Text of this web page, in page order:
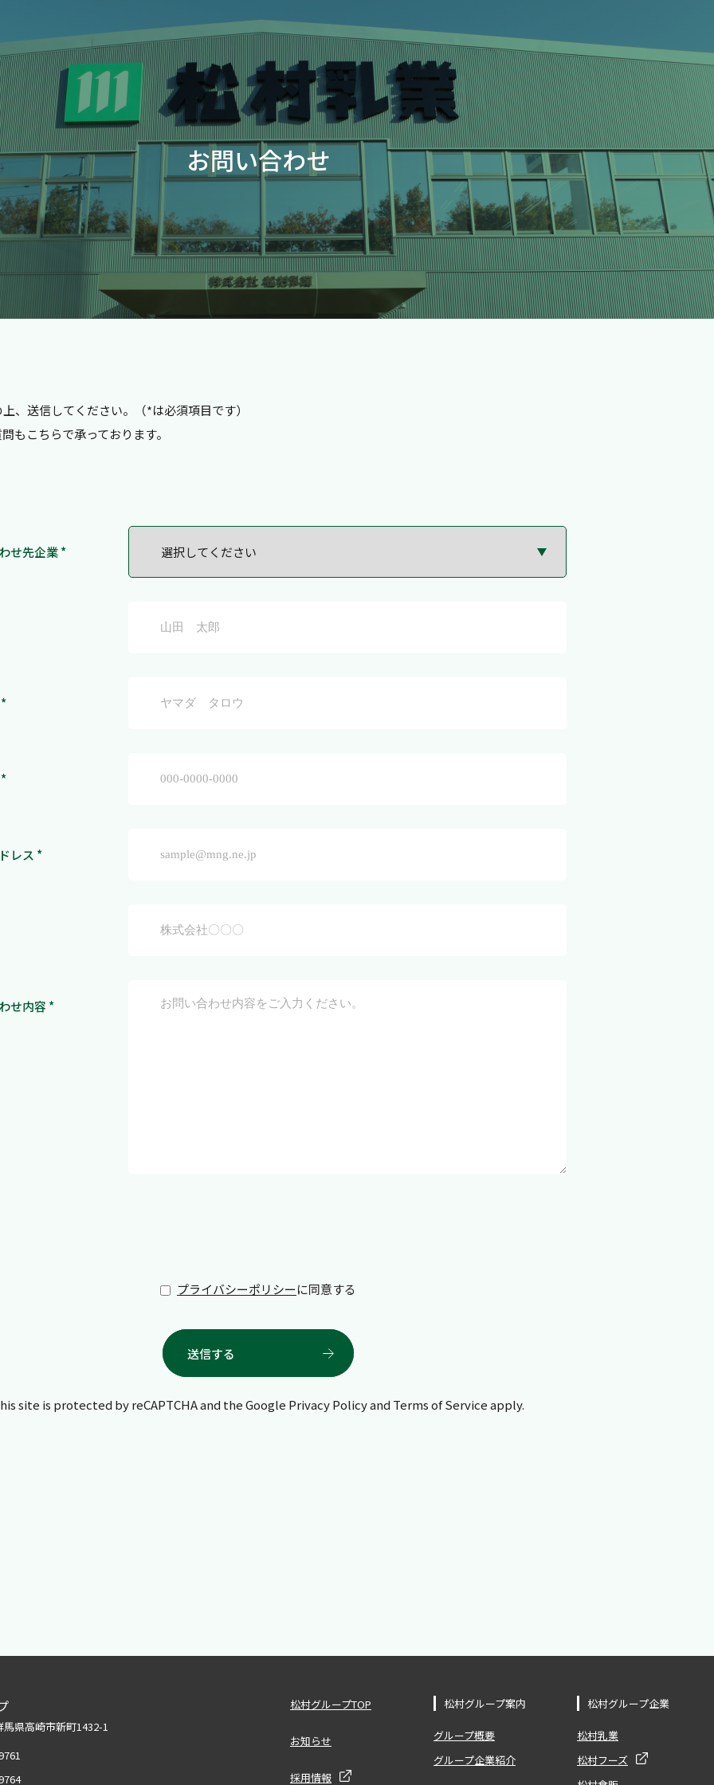
お問い合わせ
、送信してください。（*は必須項目です）
もこちらで承っております。
せ先企業 *
レス *
せ内容 *
プライバシーポリシーに同意する
site is protected by reCAPTCHA and the Google Privacy Policyand Terms of Serviceapply.
馬県高崎市新町1432-1
松村グループTOP
お知らせ
採用情報
松村グループ案内
グループ概要
グループ企業紹介
松村グループ企業
松村乳業
松村フーズ